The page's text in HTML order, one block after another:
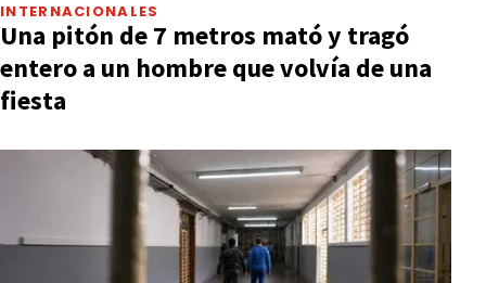
INTERNACIONALES
Una pitón de 7 metros mató y tragó
entero a un hombre que volvía de una
fiesta